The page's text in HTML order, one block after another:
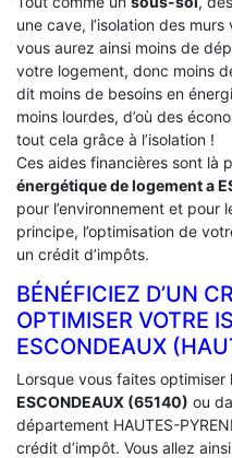
une cave, l’isolation des
vous aurez ainsi moins de
votre logement, donc moins
dit moins de besoins en
moins lourdes, d’où des
tout cela grâce à l’isolation !
Ces aides financières sont là
énergétique de logement a
pour l’environnement et pour
principe, l’optimisation de
un crédit d’impôts.
BÉNÉFICIEZ D’UN
OPTIMISER VOTRE
‎ESCONDEAUX
Lorsque vous faites optimiser
ESCONDEAUX (65140) ou
département HAUTES-
crédit d’impôt. Vous allez